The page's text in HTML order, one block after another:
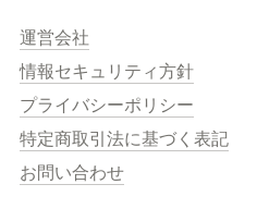
運営会社
情報セキュリティ方針
プライバシーポリシー
特定商取引法に基づく表記
お問い合わせ